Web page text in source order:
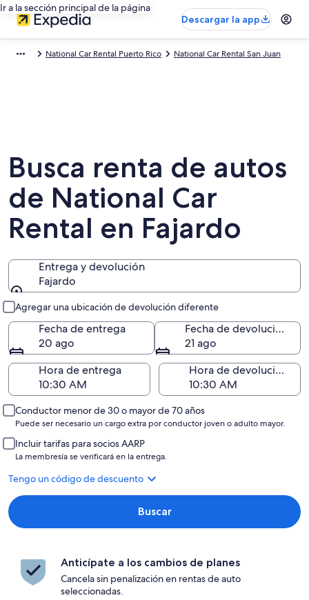
Ir a la sección principal de la página
Descargar la app
National Car Rental Puerto Rico National Car Rental San Juan
Busca renta de autos
de National Car
Rental en Fajardo
Entrega y devolución
Fajardo
Agregar una ubicación de devolución diferente
Fecha de entrega
20 ago
Fecha de devolución
21 ago
Hora de entrega
Hora de devolución
Conductor menor de 30 o mayor de 70 años
Puede ser necesario un cargo extra por conductor joven o adulto mayor.
Incluir tarifas para socios AARP
La membresía se verificará en la entrega.
Tengo un código de descuento
Buscar
Anticípate a los cambios de planes
Cancela sin penalización en rentas de auto
seleccionadas.